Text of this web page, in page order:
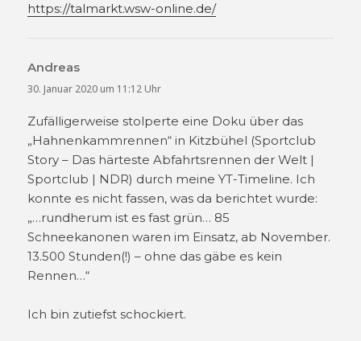
https://talmarkt.wsw-online.de/
Andreas
30. Januar 2020 um 11:12 Uhr
Zufälligerweise stolperte eine Doku über das
„Hahnenkammrennen“ in Kitzbühel (Sportclub
Story – Das härteste Abfahrtsrennen der Welt |
Sportclub | NDR) durch meine YT-Timeline. Ich
konnte es nicht fassen, was da berichtet wurde:
„…rundherum ist es fast grün… 85
Schneekanonen waren im Einsatz, ab November.
13.500 Stunden(!) – ohne das gäbe es kein
Rennen…“
Ich bin zutiefst schockiert.